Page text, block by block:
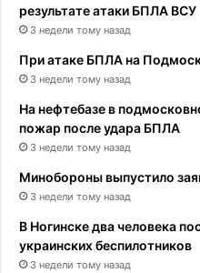
результате атаки БПЛА ВСУ
3 недели тому назад
При атаке БПЛА на
3 недели тому назад
На нефтебазе в
пожар после удара БПЛА
3 недели тому назад
Минобороны выпустило
3 недели тому назад
В Ногинске два человека
украинских беспилотников
3 недели тому назад